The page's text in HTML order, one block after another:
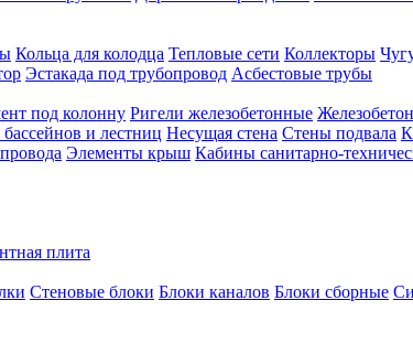
Кольца для колодца Тепловые сети Коллекторы
Эстакада под трубопровод Асбестовые трубы
под колонну Ригели железобетонные
и лестниц Несущая стена Стены подвала
Элементы крыш Кабины санитарно-
плита
Стеновые блоки Блоки каналов Блоки сборные